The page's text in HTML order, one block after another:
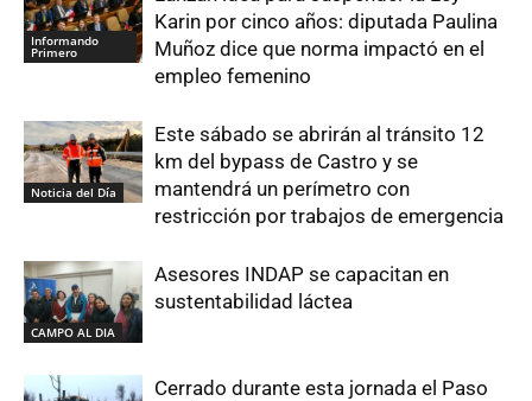
Informando
Primero
Karin por cinco años: diputada Paulina
Muñoz dice que norma impactó en el
empleo femenino
Noticia del Día
Este sábado se abrirán al tránsito 12
km del bypass de Castro y se
mantendrá un perímetro con
restricción por trabajos de emergencia
CAMPO AL DIA
Asesores INDAP se capacitan en
sustentabilidad láctea
Cerrado durante esta jornada el Paso